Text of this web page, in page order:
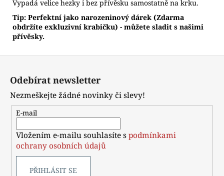
Vypadá velice hezky i bez přívěsku samostatně na krku.
Tip: Perfektní jako narozeninový dárek (Zdarma
obdržíte exkluzivní krabičku) - můžete sladit s našimi
přívěsky.
Z
Odebírat newsletter
Nezmeškejte žádné novinky či slevy!
E-mail
Vložením e-mailu souhlasíte spodmínkami
ochrany osobních údajů
PŘIHLÁSIT SE